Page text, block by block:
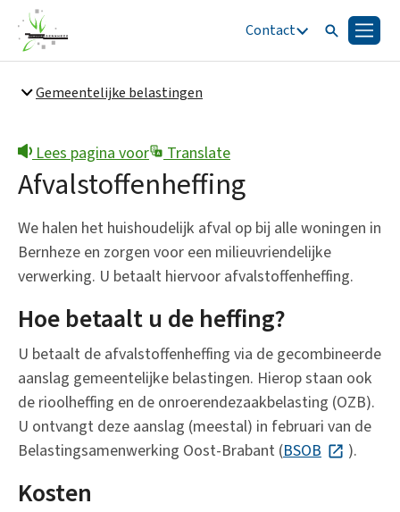
Contact ZoekenMenu
Snel naar
Bestuur en organisatie
Gemeentelijke belastingen
Lees pagina voor Translate
Afvalstoffenheffing
We halen het huishoudelijk afval op bij alle woningen in
Bernheze en zorgen voor een milieuvriendelijke
verwerking. U betaalt hiervoor afvalstoffenheffing.
Hoe betaalt u de heffing?
U betaalt de afvalstoffenheffing via de gecombineerde
aanslag gemeentelijke belastingen. Hierop staan ook
de rioolheffing en de onroerendezaakbelasting (OZB).
U ontvangt deze aanslag (meestal) in februari van de
Belastingsamenwerking Oost-Brabant (BSOB (Deze link
).
Kosten